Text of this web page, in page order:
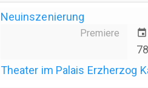
Neuinszenierung
Premiere event
Theater im Palais Erzherzog